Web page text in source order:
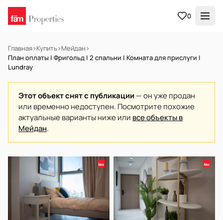
0
Главная›Купить›Мейдан›
План оплаты | Фригольд | 2 спальни | Комната для прислуги |
Lundray
Этот объект снят с публикации — он уже продан
или временно недоступен. Посмотрите похожие
актуальные варианты ниже или все объекты в
Мейдан.
НА ПРОДАЖУ Готов к заселению